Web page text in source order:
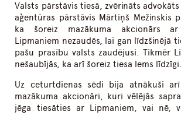
Valsts pārstāvis tiesā, zvērināts
aģentūras pārstāvis Mārtiņš Mežinskis
ka šoreiz mazākuma akcionārs
Lipmaniem nezaudēs, lai gan līdzšinējā
pašu prasību valsts zaudējusi. Tikmēr
nešaubījās, ka arī šoreiz tiesa lems līdzīgi.
Uz ceturtdienas sēdi bija atnākuši
mazākuma akcionāri, kuri vēlējās
jēga tiesāties ar Lipmaniem, vai nē,